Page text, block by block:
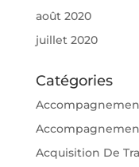
août 2020
juillet 2020
Catégories
Acquisition De